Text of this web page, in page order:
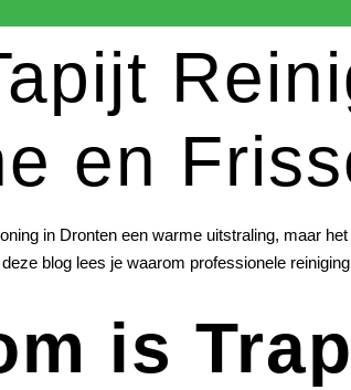
en
in Dronten een warme uitstraling, maar
blog lees je waarom professionele
is